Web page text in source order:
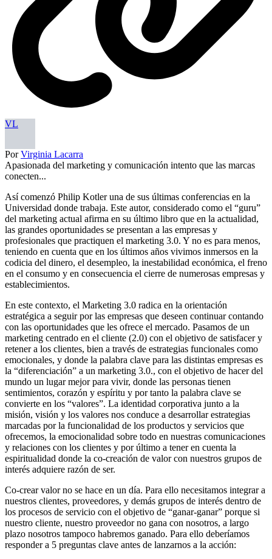
VL
PorVirginia Lacarra
Apasionada del marketing y comunicación intento que las marcas
conecten...
Así comenzó Philip Kotler una de sus últimas conferencias en la
Universidad donde trabaja. Este autor, considerado como el “guru”
del marketing actual afirma en su último libro que en la actualidad,
las grandes oportunidades se presentan a las empresas y
profesionales que practiquen el marketing 3.0. Y no es para menos,
teniendo en cuenta que en los últimos años vivimos inmersos en la
codicia del dinero, el desempleo, la inestabilidad económica, el freno
en el consumo y en consecuencia el cierre de numerosas empresas y
establecimientos.
En este contexto, el Marketing 3.0 radica en la orientación
estratégica a seguir por las empresas que deseen continuar contando
con las oportunidades que les ofrece el mercado. Pasamos de un
marketing centrado en el cliente (2.0) con el objetivo de satisfacer y
retener a los clientes, bien a través de estrategias funcionales como
emocionales, y donde la palabra clave para las distintas empresas es
la “diferenciación” a un marketing 3.0., con el objetivo de hacer del
mundo un lugar mejor para vivir, donde las personas tienen
sentimientos, corazón y espíritu y por tanto la palabra clave se
convierte en los “valores”. La identidad corporativa junto a la
misión, visión y los valores nos conduce a desarrollar estrategias
marcadas por la funcionalidad de los productos y servicios que
ofrecemos, la emocionalidad sobre todo en nuestras comunicaciones
y relaciones con los clientes y por último a tener en cuenta la
espiritualidad donde la co-creación de valor con nuestros grupos de
interés adquiere razón de ser.
Co-crear valor no se hace en un día. Para ello necesitamos integrar a
nuestros clientes, proveedores, y demás grupos de interés dentro de
los procesos de servicio con el objetivo de “ganar-ganar” porque si
nuestro cliente, nuestro proveedor no gana con nosotros, a largo
plazo nosotros tampoco habremos ganado. Para ello deberíamos
responder a 5 preguntas clave antes de lanzarnos a la acción: